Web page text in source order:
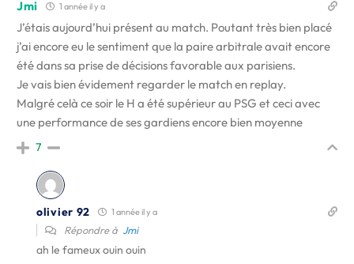
Jmi 1 année il y a
J’étais aujourd’hui présent au match. Poutant très bien placé
j’ai encore eu le sentiment que la paire arbitrale avait encore
été dans sa prise de décisions favorable aux parisiens.
Je vais bien évidement regarder le match en replay.
Malgré celà ce soir le H a été supérieur au PSG et ceci avec
une performance de ses gardiens encore bien moyenne
7
olivier 92 1 année il y a
Répondre à Jmi
ah le fameux ouin ouin